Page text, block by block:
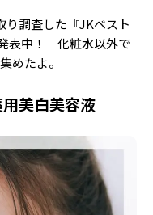
調査した『JKベスト
表中！ 化粧水以外で
めたよ。
美白美容液